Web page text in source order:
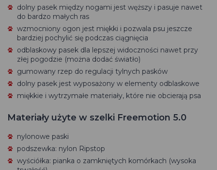
dolny pasek między nogami jest węższy i pasuje nawet
do bardzo małych ras
wzmocniony ogon jest miękki i pozwala psu jeszcze
bardziej pochylić się podczas ciągnięcia
odblaskowy pasek dla lepszej widoczności nawet przy
złej pogodzie (można dodać światło)
gumowany rzep do regulacji tylnych pasków
dolny pasek jest wyposażony w elementy odblaskowe
miękkie i wytrzymałe materiały, które nie obcierają psa
Materiały użyte w szelki Freemotion 5.0
nylonowe paski
podszewka: nylon Ripstop
wyściółka: pianka o zamkniętych komórkach (wysoka